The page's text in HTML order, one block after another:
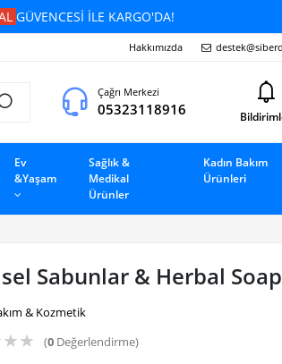
GÜVENCESİ İLE KARGO'DA!
Hakkımızda
Çağrı Merkezi
05323118916
Ev
&Yaşam
Sağlık &
Medikal
Ürünler
Kadın Bakım
Ürünleri
Sabunlar & Herbal
& Kozmetik
★★ (0 Değerlendirme)